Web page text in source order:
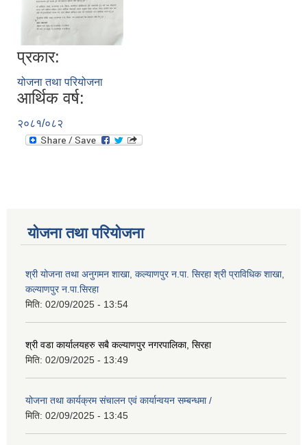
प्रकार:
योजना तथा परियोजना
आर्थिक वर्ष:
२०८१/०८२
योजना तथा परियोजना
श्री योजना तथा अनुगमन शाखा, कल्याणपुर न.पा. सिरहा श्री प्राविधिक शाखा,
कल्याणपुर न.पा.सिरहा
मिति: 02/09/2025 - 13:54
श्री वडा कार्यालयहरु सबै कल्याणपुर नगरपालिका, सिरहा
मिति: 02/09/2025 - 13:49
योजना तथा कार्यक्रम संचालन एवं कार्यान्वयन सम्बन्धमा /
मिति: 02/09/2025 - 13:45